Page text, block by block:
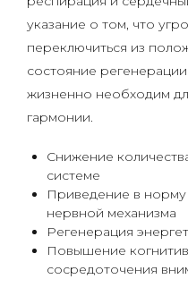
указание о том, что
переключиться из
состояние
жизненно необходим
гармонии.
Снижение
системе
Приведение в
нервной механизма
Регенерация
Повышение
сосредоточения